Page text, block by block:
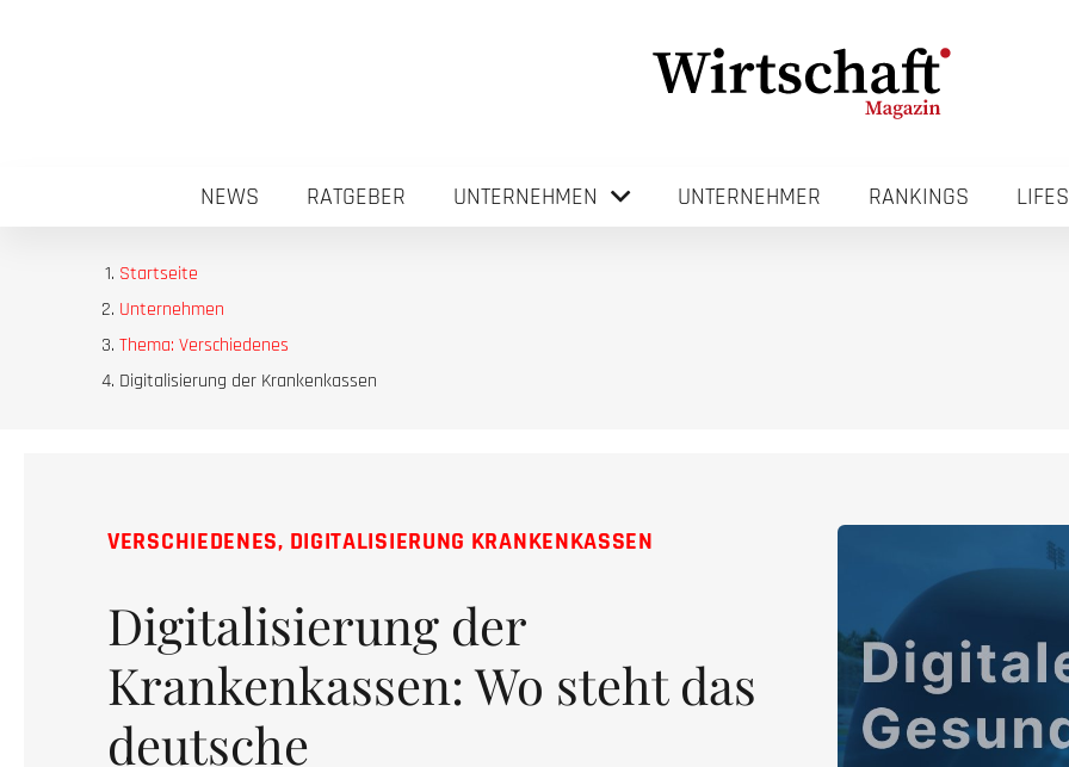
NEWS RATGEBER UNTERNEHMEN UNTERNEHMER RANKINGS
Startseite
Unternehmen
Thema: Verschiedenes
Digitalisierung der Krankenkassen
VERSCHIEDENES, DIGITALISIERUNG KRANKENKASSEN
Digitalisierung der
Krankenkassen: Wo steht das
deutsche